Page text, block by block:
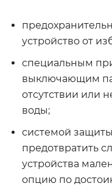
устройство от
специальным
выключающим
отсутствии или
воды;
системой
предотвратить
устройства
опцию по